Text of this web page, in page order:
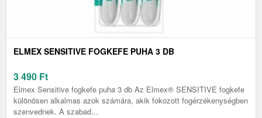
ELMEX SENSITIVE FOGKEFE PUHA 3 DB
3 490 Ft
Elmex Sensitive fogkefe puha 3 db Az Elmex® SENSITIVE fogkefe
különösen alkalmas azok számára, akik fokozott fogérzékenységben
szenvednek. A szabad...